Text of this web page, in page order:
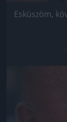
Esküszöm,